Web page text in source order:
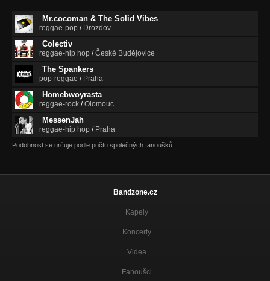
Mr.cocoman & The Solid Vibes
reggae-pop / Drozdov
Colectiv
reggae-hip hop /České Budějovice
The Spankers
pop-reggae / Praha
Homebwoyrasta
reggae-rock /Olomouc
MessenJah
reggae-hip hop / Praha
Podobnost se určuje podle počtu společných fanoušků.
Bandzone.cz
Kapely
Koncerty
Videa
Fanoušci